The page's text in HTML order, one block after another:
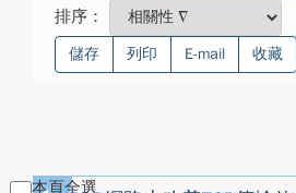
排序：
儲存 列印 E-mail 收藏
本頁全選